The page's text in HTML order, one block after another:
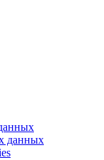
данных